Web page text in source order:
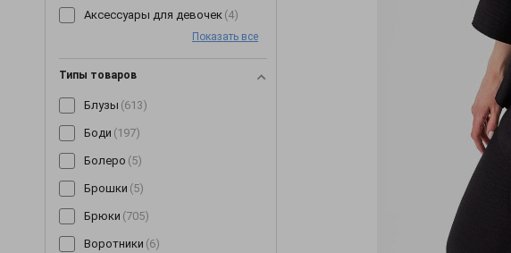
Аксессуары для девочек (4)
Показать все
Типы товаров
Блузы (613)
Боди (197)
Болеро (5)
Брошки (5)
Брюки (705)
Воротники (6)